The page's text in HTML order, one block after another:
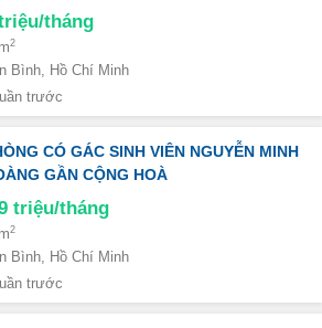
tháng
2
Bình, Hồ Chí Minh
trước
CÓ GÁC SINH VIÊN NGUYỄN MINH
GẦN CỘNG HOÀ
triệu/tháng
2
Bình, Hồ Chí Minh
trước